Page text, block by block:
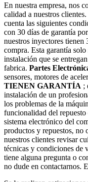
En nuestra empresa, nos
calidad a nuestros
cuenta las siguientes
con 30 días de garantía
nuestros inyectores tienen
compra. Esta garantía
instalación que se
fabrica. Partes
sensores, motores de
TIENEN GARANTÍA ;
instalación de un
los problemas de la
funcionalidad del repuesto
sistema electrónico del
productos y repuestos, no
nuestros clientes revisar
técnicas y condiciones de
tiene alguna pregunta o
no dude en contactarnos.